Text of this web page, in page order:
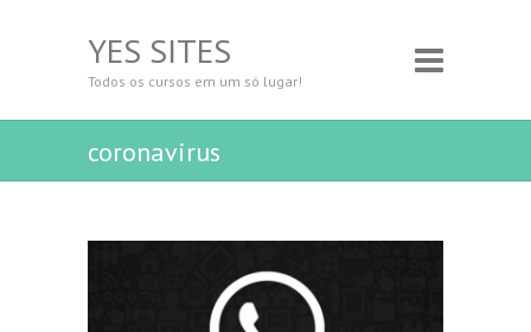
YES SITES
Todos os cursos em um só lugar!
coronavirus